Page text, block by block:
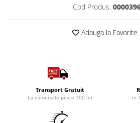
Cod Produs:
Adauga la Favorite
Transport Gratuit
La comenzile peste 300 lei in